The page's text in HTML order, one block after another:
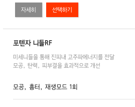
자세히
포텐자 니들RF
미세니들을 통해 진피내 고주파에너지를 전달
모공, 탄력, 피부결을 효과적으로 개선
모공, 흉터, 재생모드 1회